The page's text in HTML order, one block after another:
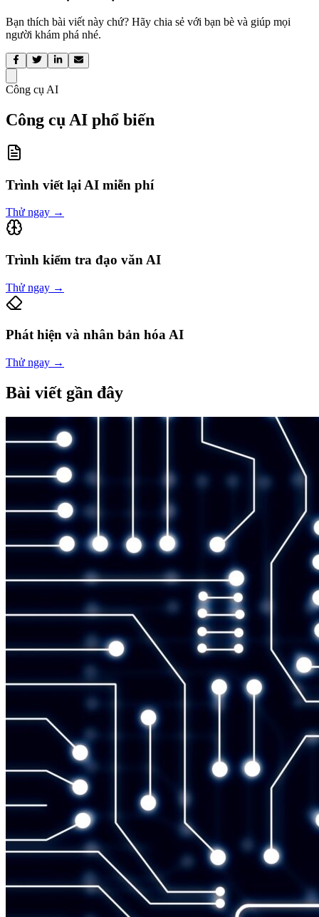
Bạn thích bài viết này chứ? Hãy chia sẻ với bạn bè và giúp mọi
người khám phá nhé.
Công cụ AI
Công cụ AI phổ biến
Trình viết lại AI miễn phí
Thử ngay →
Trình kiểm tra đạo văn AI
Thử ngay →
Phát hiện và nhân bản hóa AI
Thử ngay →
Bài viết gần đây